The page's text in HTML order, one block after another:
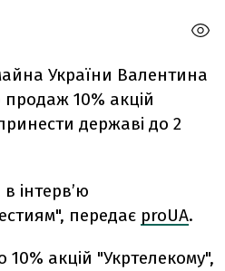
України Валентина
10% акцій
державі до 2
інтерв’ю
передає proUA.
акцій "Укртелекому",